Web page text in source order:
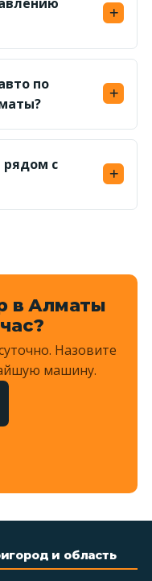
называем
подачи — 1–1,5
поэтому
по
— авто без
рядом с
в Алматы
Назовите
машину.
и область